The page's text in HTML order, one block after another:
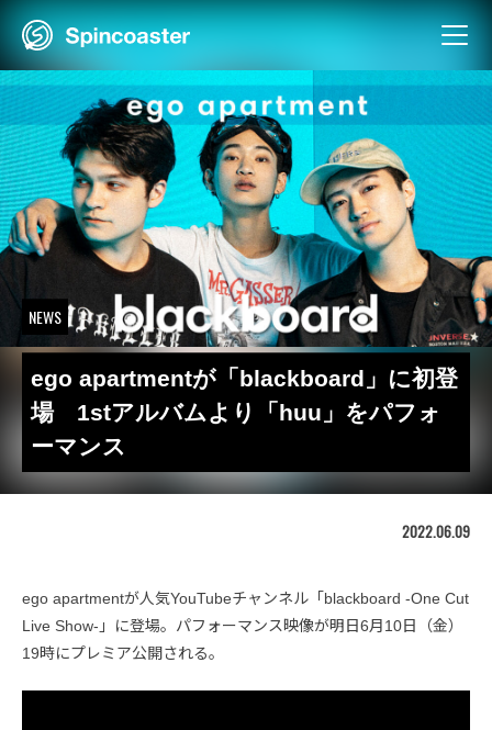
Skip
content
NEWS
ego apartmentが「blackboard」に初登
場 1stアルバムより「huu」をパフォ
ーマンス
2022.06.09
ego apartmentが人気YouTubeチャンネル「blackboard -One Cut
Live Show-」に登場。パフォーマンス映像が明日6月10日（金）
19時にプレミア公開される。